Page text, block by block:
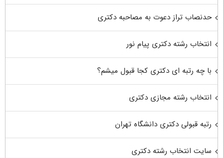
حدنصاب تراز دعوت به مصاحبه دکتری
انتخاب رشته دکتری پیام نور
با چه رتبه ای دکتری کجا قبول میشم؟
انتخاب رشته مجازی دکتری
رتبه قبولی دکتری دانشگاه تهران
سایت انتخاب رشته دکتری